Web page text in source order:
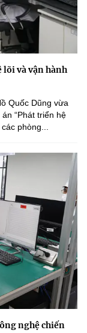
lõi và vận hành
Quốc Dũng vừa
“Phát triển hệ
phòng...
nghệ chiến